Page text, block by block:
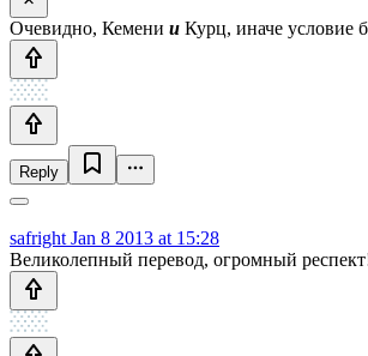
Очевидно, Кемени и Курц, иначе условие
Reply
safright Jan 8 2013 at 15:28
Великолепный перевод, огромный